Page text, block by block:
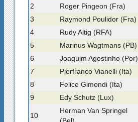
2
Roger Pingeon (Fra)
3
Raymond Poulidor (Fra)
4
Rudy Altig (RFA)
5
Marinus Wagtmans (PB)
6
Joaquim Agostinho (Por)
7
Pierfranco Vianelli (Ita)
8
Felice Gimondi (Ita)
9
Edy Schutz (Lux)
10
Herman Van Springel